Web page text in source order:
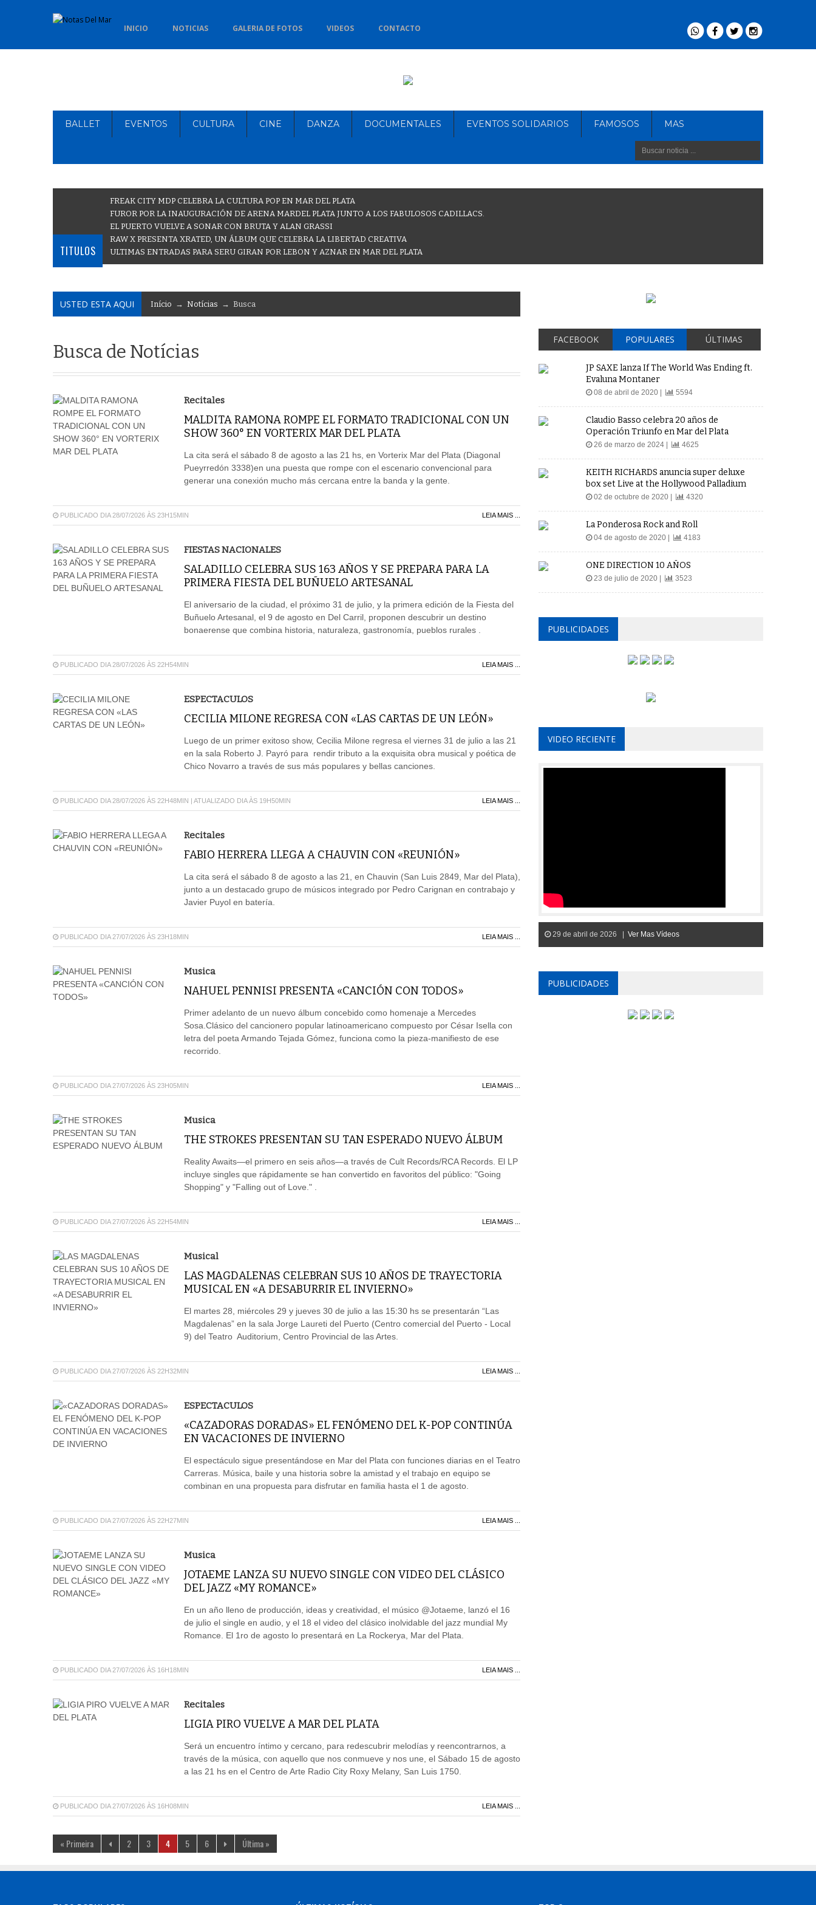
INICIO NOTICIAS GALERIA DE FOTOS VIDEOS CONTACTO
BALLET EVENTOS CULTURA CINE DANZA DOCUMENTALES EVENTOS SOLIDARIOS FAMOSOS MAS
TITULOS
FREAK CITY MDP CELEBRA LA CULTURA POP EN MAR DEL PLATA
FUROR POR LA INAUGURACIÓN DE ARENA MARDEL PLATA JUNTO A LOS FABULOSOS CADILLACS.
EL PUERTO VUELVE A SONAR CON BRUTA Y ALAN GRASSI
RAW X PRESENTA XRATED, UN ÁLBUM QUE CELEBRA LA LIBERTAD CREATIVA
ULTIMAS ENTRADAS PARA SERU GIRAN POR LEBON Y AZNAR EN MAR DEL PLATA
USTED ESTA AQUI Início → Notícias → Busca
Busca de Notícias
Recitales
MALDITA RAMONA ROMPE EL FORMATO TRADICIONAL CON UN
SHOW 360° EN VORTERIX MAR DEL PLATA
La cita será el sábado 8 de agosto a las 21 hs, en Vorterix Mar del Plata (Diagonal
Pueyrredón 3338)en una puesta que rompe con el escenario convencional para
generar una conexión mucho más cercana entre la banda y la gente.
PUBLICADO DIA 28/07/2026 ÀS 23H15MIN LEIA MAIS ...
FIESTAS NACIONALES
SALADILLO CELEBRA SUS 163 AÑOS Y SE PREPARA PARA LA
PRIMERA FIESTA DEL BUÑUELO ARTESANAL
El aniversario de la ciudad, el próximo 31 de julio, y la primera edición de la Fiesta del
Buñuelo Artesanal, el 9 de agosto en Del Carril, proponen descubrir un destino
bonaerense que combina historia, naturaleza, gastronomía, pueblos rurales .
PUBLICADO DIA 28/07/2026 ÀS 22H54MIN LEIA MAIS ...
ESPECTACULOS
CECILIA MILONE REGRESA CON «LAS CARTAS DE UN LEÓN»
Luego de un primer exitoso show, Cecilia Milone regresa el viernes 31 de julio a las 21
en la sala Roberto J. Payró para rendir tributo a la exquisita obra musical y poética de
Chico Novarro a través de sus más populares y bellas canciones.
PUBLICADO DIA 28/07/2026 ÀS 22H48MIN | ATUALIZADO DIA ÀS 19H50MIN LEIA MAIS ...
Recitales
FABIO HERRERA LLEGA A CHAUVIN CON «REUNIÓN»
La cita será el sábado 8 de agosto a las 21, en Chauvin (San Luis 2849, Mar del Plata),
junto a un destacado grupo de músicos integrado por Pedro Carignan en contrabajo y
Javier Puyol en batería.
PUBLICADO DIA 27/07/2026 ÀS 23H18MIN LEIA MAIS ...
Musica
NAHUEL PENNISI PRESENTA «CANCIÓN CON TODOS»
Primer adelanto de un nuevo álbum concebido como homenaje a Mercedes
Sosa.Clásico del cancionero popular latinoamericano compuesto por César Isella con
letra del poeta Armando Tejada Gómez, funciona como la pieza-manifiesto de ese
recorrido.
PUBLICADO DIA 27/07/2026 ÀS 23H05MIN LEIA MAIS ...
Musica
THE STROKES PRESENTAN SU TAN ESPERADO NUEVO ÁLBUM
Reality Awaits—el primero en seis años—a través de Cult Records/RCA Records. El LP
incluye singles que rápidamente se han convertido en favoritos del público: "Going
Shopping" y "Falling out of Love." .
PUBLICADO DIA 27/07/2026 ÀS 22H54MIN LEIA MAIS ...
Musical
LAS MAGDALENAS CELEBRAN SUS 10 AÑOS DE TRAYECTORIA
MUSICAL EN «A DESABURRIR EL INVIERNO»
El martes 28, miércoles 29 y jueves 30 de julio a las 15:30 hs se presentarán “Las
Magdalenas” en la sala Jorge Laureti del Puerto (Centro comercial del Puerto - Local
9) del Teatro Auditorium, Centro Provincial de las Artes.
PUBLICADO DIA 27/07/2026 ÀS 22H32MIN LEIA MAIS ...
ESPECTACULOS
«CAZADORAS DORADAS» EL FENÓMENO DEL K-POP CONTINÚA
EN VACACIONES DE INVIERNO
El espectáculo sigue presentándose en Mar del Plata con funciones diarias en el Teatro
Carreras. Música, baile y una historia sobre la amistad y el trabajo en equipo se
combinan en una propuesta para disfrutar en familia hasta el 1 de agosto.
PUBLICADO DIA 27/07/2026 ÀS 22H27MIN LEIA MAIS ...
Musica
JOTAEME LANZA SU NUEVO SINGLE CON VIDEO DEL CLÁSICO
DEL JAZZ «MY ROMANCE»
En un año lleno de producción, ideas y creatividad, el músico @Jotaeme, lanzó el 16
de julio el single en audio, y el 18 el video del clásico inolvidable del jazz mundial My
Romance. El 1ro de agosto lo presentará en La Rockerya, Mar del Plata.
PUBLICADO DIA 27/07/2026 ÀS 16H18MIN LEIA MAIS ...
Recitales
LIGIA PIRO VUELVE A MAR DEL PLATA
Será un encuentro íntimo y cercano, para redescubrir melodías y reencontrarnos, a
través de la música, con aquello que nos conmueve y nos une, el Sábado 15 de agosto
a las 21 hs en el Centro de Arte Radio City Roxy Melany, San Luis 1750.
PUBLICADO DIA 27/07/2026 ÀS 16H08MIN LEIA MAIS ...
« Primeira 2 3 4 5 6 Última »
FACEBOOK POPULARES ÚLTIMAS
JP SAXE lanza If The World Was Ending ft.
Evaluna Montaner
08 de abril de 2020 | 5594
Claudio Basso celebra 20 años de
Operación Triunfo en Mar del Plata
26 de marzo de 2024 | 4625
KEITH RICHARDS anuncia super deluxe
box set Live at the Hollywood Palladium
02 de octubre de 2020 | 4320
La Ponderosa Rock and Roll
04 de agosto de 2020 | 4183
ONE DIRECTION 10 AÑOS
23 de julio de 2020 | 3523
PUBLICIDADES
VIDEO RECIENTE
29 de abril de 2026 | Ver Mas Vídeos
PUBLICIDADES